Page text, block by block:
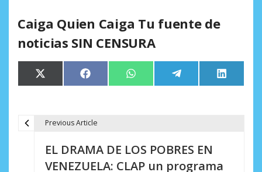
Caiga Quien Caiga Tu fuente de
noticias SIN CENSURA
Compartir
en
X
(Twitter)
Compartir
en
Facebook Compartir
en
WhatsApp Compartir
en
Telegram
en
LinkedIn
Previous Article
EL DRAMA DE LOS POBRES EN
VENEZUELA: CLAP un programa